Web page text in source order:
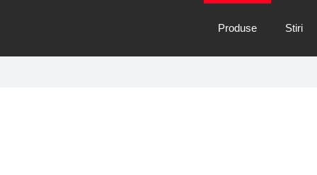
Produse Stiri